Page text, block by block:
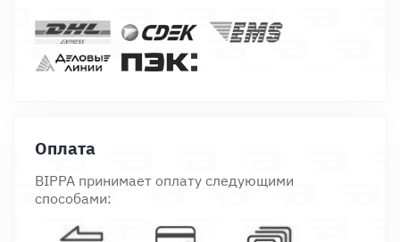
Оплата
BIPPA принимает оплату следующими
способами: